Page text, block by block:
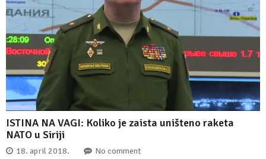
ISTINA NA VAGI: Koliko je zaista uništeno raketa
NATO u Siriji
18. april 2018. No comment